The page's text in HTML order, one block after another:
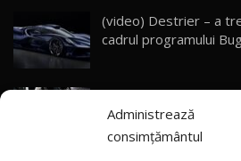
Administrează
consimțământul
30
Primele impresii
Sealion 7 și Seal 5
AutoBlog.MD
13:56
(video) Destrier – a
cadrul programului
care elimină decalajul